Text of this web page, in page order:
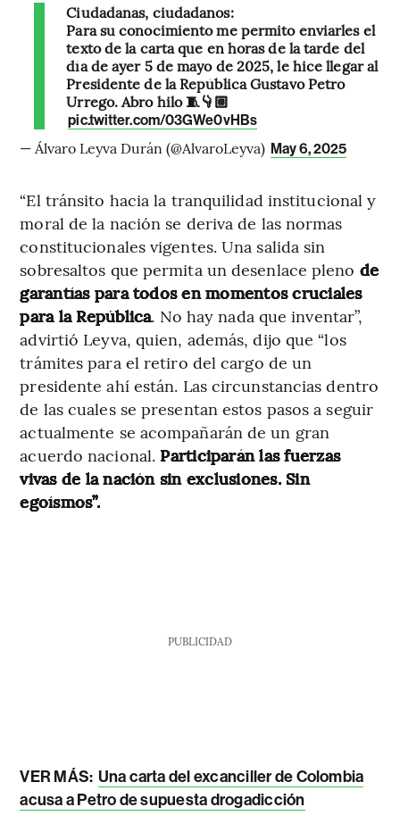
Ciudadanas, ciudadanos:
Para su conocimiento me permito enviarles el
texto de la carta que en horas de la tarde del
día de ayer 5 de mayo de 2025, le hice llegar al
Presidente de la República Gustavo Petro
Urrego. Abro hilo 🧵👇🏼
pic.twitter.com/03GWe0vHBs
— Álvaro Leyva Durán (@AlvaroLeyva) May 6, 2025
“El tránsito hacia la tranquilidad institucional y
moral de la nación se deriva de las normas
constitucionales vigentes. Una salida sin
sobresaltos que permita un desenlace pleno de
garantías para todos en momentos cruciales
para la República. No hay nada que inventar”,
advirtió Leyva, quien, además, dijo que “los
trámites para el retiro del cargo de un
presidente ahí están. Las circunstancias dentro
de las cuales se presentan estos pasos a seguir
actualmente se acompañarán de un gran
acuerdo nacional. Participarán las fuerzas
vivas de la nación sin exclusiones. Sin
egoísmos”.
PUBLICIDAD
VER MÁS: Una carta del excanciller de Colombia
acusa a Petro de supuesta drogadicción